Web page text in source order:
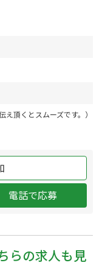
頂くとスムーズです。）
電話で応募
らの求人も 見